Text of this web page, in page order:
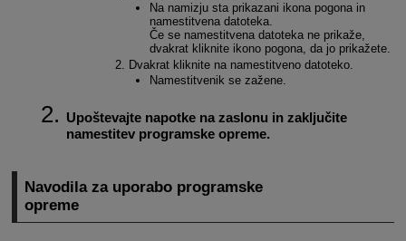
Na namizju sta prikazani ikona pogona in
namestitvena datoteka.
Če se namestitvena datoteka ne prikaže,
dvakrat kliknite ikono pogona, da jo prikažete.
Dvakrat kliknite na namestitveno datoteko.
Namestitvenik se zažene.
Upoštevajte napotke na zaslonu in zaključite
namestitev programske opreme.
Navodila za uporabo programske
opreme